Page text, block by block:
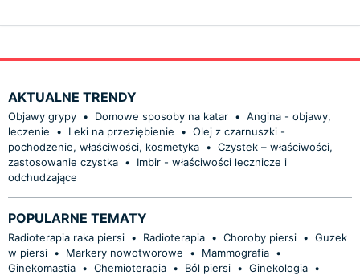
AKTUALNE TRENDY
Objawy grypy • Domowe sposoby na katar • Angina - objawy,
leczenie
• Leki na przeziębienie • Olej z czarnuszki -
pochodzenie, właściwości, kosmetyka • Czystek – właściwości,
zastosowanie czystka •
Imbir - właściwości lecznicze i
odchudzające
POPULARNE TEMATY
Radioterapia raka piersi • Radioterapia • Choroby piersi • Guzek
w piersi • Markery nowotworowe • Mammografia •
Ginekomastia • Chemioterapia • Ból piersi • Ginekologia •